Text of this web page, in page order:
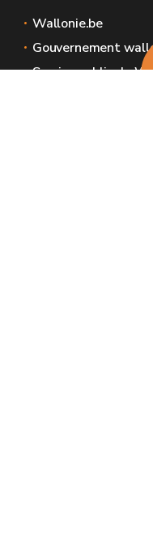
Wallonie.be
Gouvernement
Service public de